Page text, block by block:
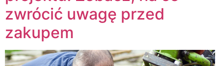
zwrócić uwagę przed
zakupem